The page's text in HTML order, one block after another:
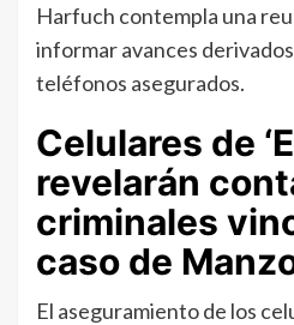
Harfuch contempla una
informar avances
teléfonos asegurados.
Celulares de
revelarán
criminales
caso de
El aseguramiento de los